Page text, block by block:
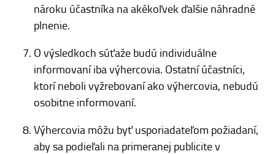
nároku účastníka na akékoľvek ďalšie náhradné
plnenie.
O výsledkoch súťaže budú individuálne
informovaní iba výhercovia. Ostatní účastníci,
ktorí neboli vyžrebovaní ako výhercovia, nebudú
osobitne informovaní.
Výhercovia môžu byť usporiadateľom požiadaní,
aby sa podieľali na primeranej publicite v